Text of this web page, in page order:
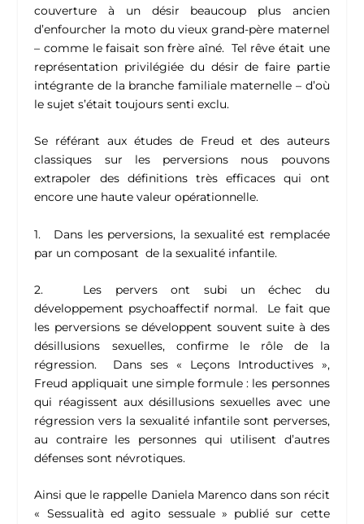
couverture à un désir beaucoup plus ancien
d’enfourcher la moto du vieux grand-père maternel
– comme le faisait son frère aîné. Tel rêve était une
représentation privilégiée du désir de faire partie
intégrante de la branche familiale maternelle – d’où
le sujet s’était toujours senti exclu.
Se référant aux études de Freud et des auteurs
classiques sur les perversions nous pouvons
extrapoler des définitions très efficaces qui ont
encore une haute valeur opérationnelle.
1. Dans les perversions, la sexualité est remplacée
par un composant de la sexualité infantile.
2. Les pervers ont subi un échec du
développement psychoaffectif normal. Le fait que
les perversions se développent souvent suite à des
désillusions sexuelles, confirme le rôle de la
régression. Dans ses « Leçons Introductives »,
Freud appliquait une simple formule : les personnes
qui réagissent aux désillusions sexuelles avec une
régression vers la sexualité infantile sont perverses,
au contraire les personnes qui utilisent d’autres
défenses sont névrotiques.
Ainsi que le rappelle Daniela Marenco dans son récit
« Sessualità ed agito sessuale » publié sur cette